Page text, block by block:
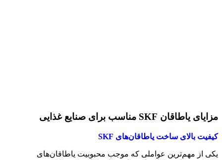
مزایای یاطاقان SKF مناسب برای صنایع غذایی
کیفیت بالای ساخت یاطاقان‌های SKF
یکی از مهم‌ترین عواملی که موجب محبوبیت یاطاقان‌های